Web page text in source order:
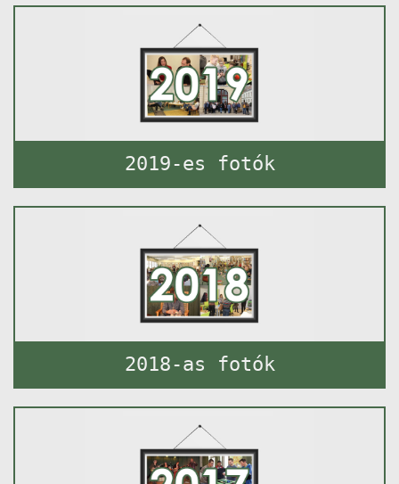
2019-es fotók
2018-as fotók